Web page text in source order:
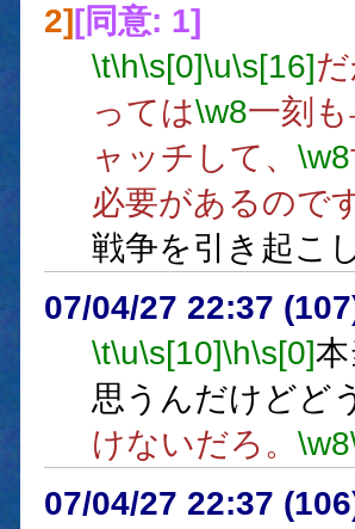
2][同意: 1]
\t\h\s[0]\u\s[16]
っては\w8一刻
ャッチして、 \w8
必要があるので
戦争を引き起こ
07/04/27 22:37
\t\u\s[10]\h\s[0]
思うんだけどど
けないだろ。 \w8
07/04/27 22:37